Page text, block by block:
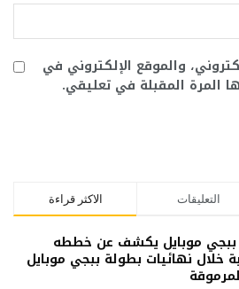
والموقع الإلكتروني في
المرة المقبلة في تعليقي.
الاكثر قراءة التعليقات
ببجي موبايل يكشف عن خططه
خلال نهائيات بطولة ببجي موبايل